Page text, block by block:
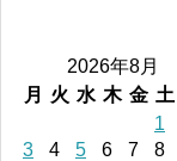
2026年8月
月
火 水 木 金 土
1
3
4 5 6 7 8